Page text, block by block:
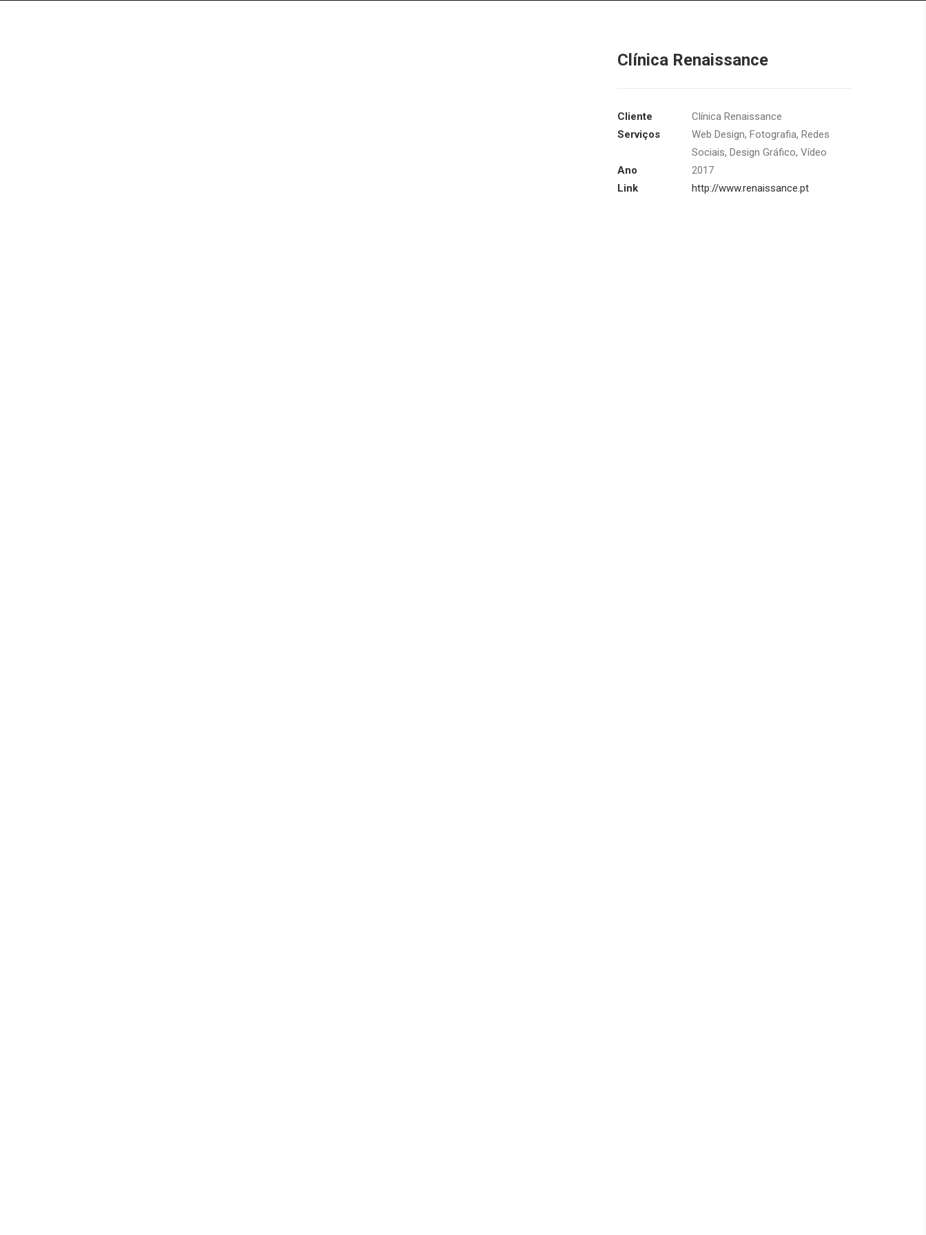
Clínica Renaissance
Cliente
Clínica Renaissance
Serviços
Web Design, Fotografia, Redes
Sociais, Design Gráfico, Vídeo
Ano
2017
Link
http://www.renaissance.pt